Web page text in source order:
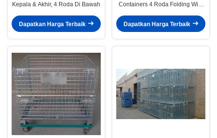
Kepala & Akhir, 4 Roda Di Bawah
Dapatkan Harga Terbaik
Containers 4 Roda Folding Wire
Dapatkan Harga Terbaik